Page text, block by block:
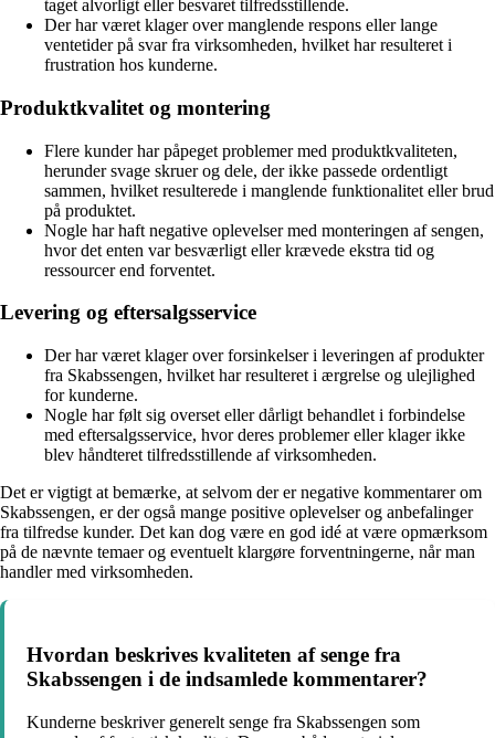
taget alvorligt eller besvaret tilfredsstillende.
Der har været klager over manglende respons eller lange
ventetider på svar fra virksomheden, hvilket har resulteret i
frustration hos kunderne.
Produktkvalitet og montering
Flere kunder har påpeget problemer med produktkvaliteten,
herunder svage skruer og dele, der ikke passede ordentligt
sammen, hvilket resulterede i manglende funktionalitet eller brud
på produktet.
Nogle har haft negative oplevelser med monteringen af sengen,
hvor det enten var besværligt eller krævede ekstra tid og
ressourcer end forventet.
Levering og eftersalgsservice
Der har været klager over forsinkelser i leveringen af produkter
fra Skabssengen, hvilket har resulteret i ærgrelse og ulejlighed
for kunderne.
Nogle har følt sig overset eller dårligt behandlet i forbindelse
med eftersalgsservice, hvor deres problemer eller klager ikke
blev håndteret tilfredsstillende af virksomheden.
Det er vigtigt at bemærke, at selvom der er negative kommentarer om
Skabssengen, er der også mange positive oplevelser og anbefalinger
fra tilfredse kunder. Det kan dog være en god idé at være opmærksom
på de nævnte temaer og eventuelt klargøre forventningerne, når man
handler med virksomheden.
Hvordan beskrives kvaliteten af senge fra
Skabssengen i de indsamlede kommentarer?
Kunderne beskriver generelt senge fra Skabssengen som